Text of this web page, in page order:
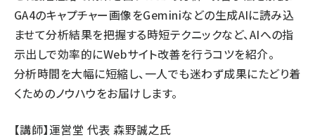
GA4のキャプチャー画像をGeminiなどの生成AIに読み込
ませて分析結果を把握する時短テクニックなど、AIへの指
示出しで効率的にWebサイト改善を行うコツを紹介。
分析時間を大幅に短縮し、一人でも迷わず成果にたどり着
くためのノウハウをお届けします。
【講師】運営堂 代表 森野誠之氏